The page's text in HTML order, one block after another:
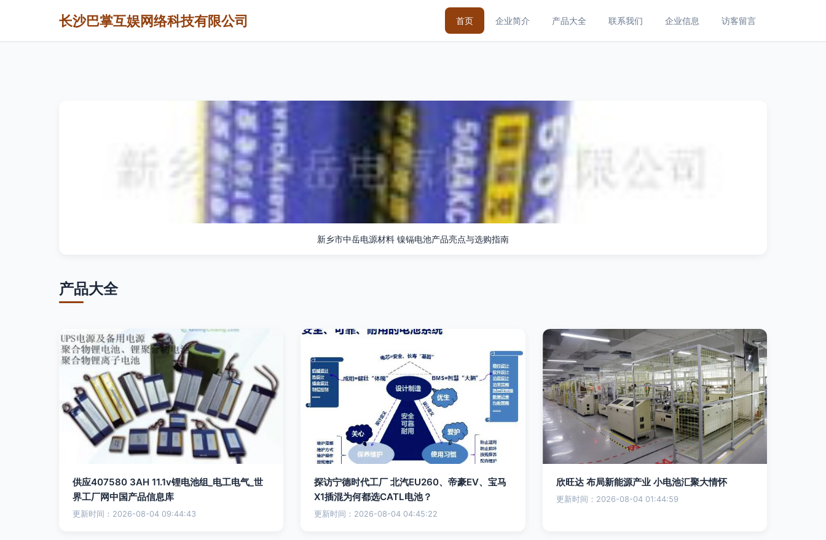
长沙巴掌互娱网络科技有限公司 首页 企业简介 产品大全 联系我们 企业信息 访客留言
新乡市中岳电源材料 镍镉电池产品亮点与选购指南
产品大全
供应407580 3AH 11.1v锂电池组_电工电气_世
界工厂网中国产品信息库
更新时间：2026-08-04 09:44:43
探访宁德时代工厂 北汽EU260、帝豪EV、宝马
X1插混为何都选CATL电池？
更新时间：2026-08-04 04:45:22
欣旺达 布局新能源产业 小电池汇聚大情怀
更新时间：2026-08-04 01:44:59